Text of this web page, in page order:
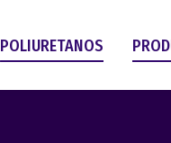
POLIURETANOS